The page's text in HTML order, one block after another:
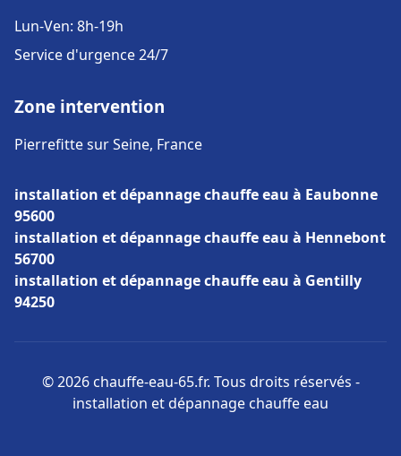
Lun-Ven: 8h-19h
Service d'urgence 24/7
Zone intervention
Pierrefitte sur Seine, France
installation et dépannage chauffe eau à Eaubonne
95600
installation et dépannage chauffe eau à Hennebont
56700
installation et dépannage chauffe eau à Gentilly
94250
© 2026 chauffe-eau-65.fr. Tous droits réservés -
installation et dépannage chauffe eau